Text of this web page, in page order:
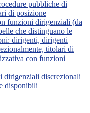
pubbliche di
di posizione
funzioni dirigenziali (da
che distinguano le
dirigenti, dirigenti
titolari di
con funzioni
dirigenziali discrezionali
disponibili